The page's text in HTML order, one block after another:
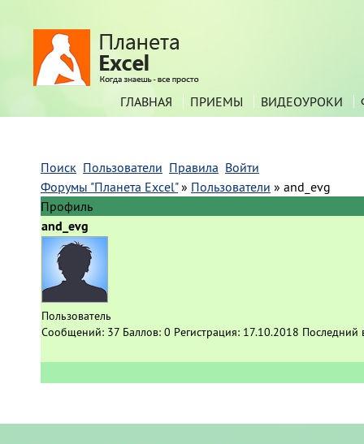
ГЛАВНАЯ ПРИЕМЫ ВИДЕОУРОКИ
Поиск Пользователи Правила Войти
Форумы "Планета Excel" » Пользователи » and_evg
Профиль
and_evg
Пользователь
Сообщений: 37 Баллов: 0 Регистрация: 17.10.2018 Последний